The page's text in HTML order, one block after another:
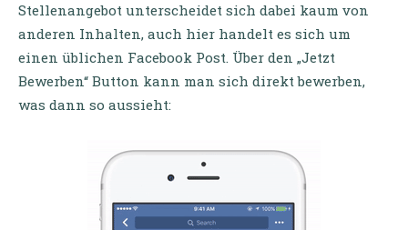
Stellenangebot unterscheidet sich dabei kaum von
anderen Inhalten, auch hier handelt es sich um
einen üblichen Facebook Post. Über den „Jetzt
Bewerben“ Button kann man sich direkt bewerben,
was dann so aussieht: